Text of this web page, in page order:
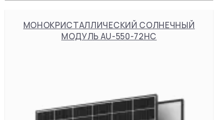
МОНОКРИСТАЛЛИЧЕСКИЙ СОЛНЕЧНЫЙ
МОДУЛЬ AU-550-72HC